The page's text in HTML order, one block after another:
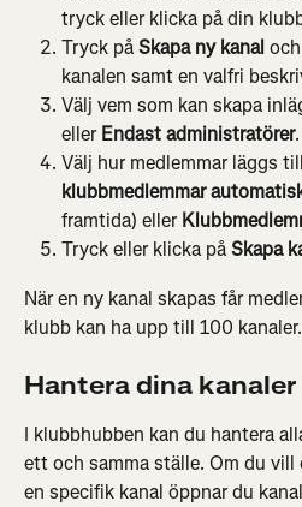
tryck eller klicka på din
Tryck på Skapa ny kanal
kanalen samt en valfri
Välj vem som kan skapa
eller Endast administratörer.
Välj hur medlemmar läggs
klubbmedlemmar
framtida) eller
Tryck eller klicka på Skapa
När en ny kanal skapas får
klubb kan ha upp till 100 kanaler.
Hantera dina kanaler
I klubbhubben kan du hantera
ett och samma ställe. Om du
en specifik kanal öppnar du